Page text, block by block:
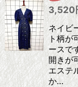
3,520
ネイビ
ト柄が
ースで
開きが
エステ
か…